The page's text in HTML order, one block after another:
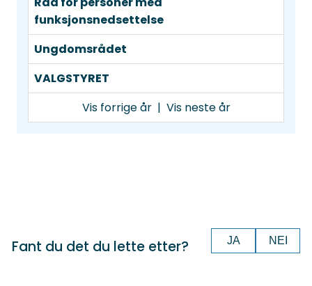
Vis forrige år| Vis neste år
funksjonsnedsettelse
Ungdomsrådet
VALGSTYRET
Fant du det du lette etter? JA NEI